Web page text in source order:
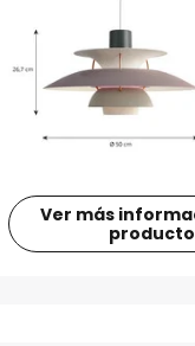
Ver más
producto